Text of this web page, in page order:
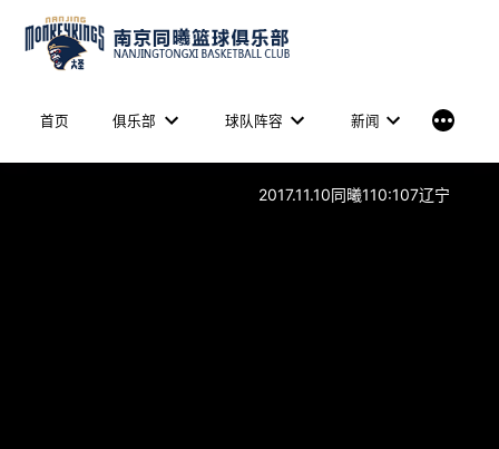
content
首页 俱乐部 球队阵容 新闻 More
2017.11.10同曦110:107辽宁